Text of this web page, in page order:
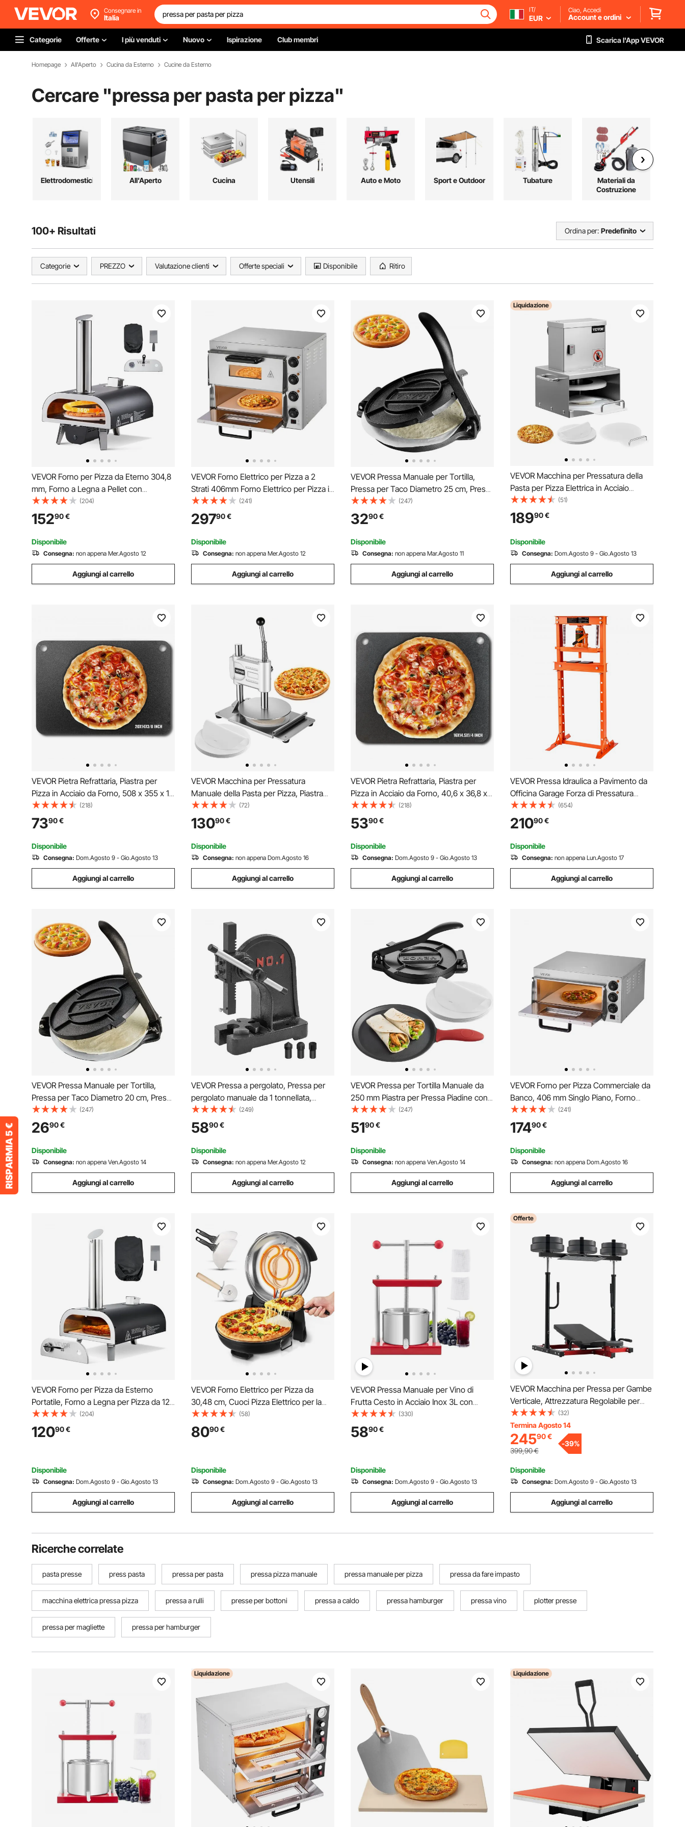
Consegnare in
Italia
IT/
EUR
Ciao, Accedi
Account e ordini
Categorie Offerte I più venduti Nuovo Ispirazione Club membri Scarica l'App VEVOR
Homepage All'Aperto Cucina da Esterno Cucine da Esterno
Cercare "pressa per pasta per pizza"
Elettrodomestici All'Aperto Cucina Utensili Auto e Moto Sport e Outdoor Tubature
Materiali da
Costruzione
100+ Risultati Ordina per: Predefinito
Categorie PREZZO Valutazione clienti Offerte speciali Disponibile Ritiro
VEVOR Forno per Pizza da Eterno 304,8
mm, Forno a Legna a Pellet con
Termometro e Rotazione Elettrica,
Macchina per Pizza Portatile per
Campeggio, Pietra, Borsa per il
Trasporto, Pala
(204)
15290€
Disponibile
Consegna: non appena Mer.Agosto 12
Aggiungi al carrello
VEVOR Forno Elettrico per Pizza a 2
Strati 406mm Forno Elettrico per Pizza in
Acciaio Inossidabile con Quattro
Manopole Pizzaiolo Multiuso, Forno per
Pizza per Interni Ristorante Cottura Casa
Cucina
(241)
29790€
Disponibile
Consegna: non appena Mer.Agosto 12
Aggiungi al carrello
VEVOR Pressa Manuale per Tortilla,
Pressa per Taco Diametro 25 cm, Pressa
per Tortilla Piadine in Ghisa, Pressa
Manuale per Tortilla con 100 Pezzi di
Carta da Forno, Macchina per Impasto di
Tortilla
(247)
3290€
Disponibile
Consegna: non appena Mar.Agosto 11
Aggiungi al carrello
Liquidazione
VEVOR Macchina per Pressatura della
Pasta per Pizza Elettrica in Acciaio
Inossidabile, Piastra per Pressatura della
Pasta per Pizza, con Spessore
Regolabile, con 100 Fogli di Carta da
Forno
(51)
18990€
Disponibile
Consegna: Dom.Agosto 9 - Gio.Agosto 13
Aggiungi al carrello
VEVOR Pietra Refrattaria, Piastra per
Pizza in Acciaio da Forno, 508 x 355 x 10
mm, Pietra per Pizza in Acciaio al
Carbonio, Teglia per Pizza Resistente
per Griglia Barbecue all'Aperto, Forno
Interno
(218)
7390€
Disponibile
Consegna: Dom.Agosto 9 - Gio.Agosto 13
Aggiungi al carrello
VEVOR Macchina per Pressatura
Manuale della Pasta per Pizza, Piastra
per Pressatura della Pasta per Pizza in
Acciaio Inossidabile, Macchina
Formatrice con Maniglia e 100 Fogli di
Carta da Forno
(72)
13090€
Disponibile
Consegna: non appena Dom.Agosto 16
Aggiungi al carrello
VEVOR Pietra Refrattaria, Piastra per
Pizza in Acciaio da Forno, 40,6 x 36,8 x
0,6 cm, Pietra per Pizza in Acciaio al
Carbonio, Teglia per Pizza Resistente
per Barbecue all'Aperto, Forno per
Interni
(218)
5390€
Disponibile
Consegna: Dom.Agosto 9 - Gio.Agosto 13
Aggiungi al carrello
VEVOR Pressa Idraulica a Pavimento da
Officina Garage Forza di Pressatura
Massima di 12 Tonnellate, Pressa
Idraulica da Officina Manuale Corpo in
Acciaio al Carbonio Altezza Regolabile
tra 40-705 mm
(654)
21090€
Disponibile
Consegna: non appena Lun.Agosto 17
Aggiungi al carrello
VEVOR Pressa Manuale per Tortilla,
Pressa per Taco Diametro 20 cm, Pressa
per Tortilla Piadine in Ghisa, Pressa
Manuale per Tortilla con 100 Pezzi di
Carta da Forno, Macchina per Impasto di
Tortilla
(247)
2690€
Disponibile
Consegna: non appena Ven.Agosto 14
Aggiungi al carrello
VEVOR Pressa a pergolato, Pressa per
pergolato manuale da 1 tonnellata,
Altezza massima 15 cm, Pressa per
pergolato manuale da tavolo per carichi
pesanti in ghisa, stampaggio, piegatura,
allungamento
(249)
5890€
Disponibile
Consegna: non appena Mer.Agosto 12
Aggiungi al carrello
VEVOR Pressa per Tortilla Manuale da
250 mm Piastra per Pressa Piadine con
Manico e 100 Fogli di Carta da Forno,
Macchina per Pressa Pizza in Ghisa
Grigia, Durevole e Antiruggine, Facile da
Usare
(247)
5190€
Disponibile
Consegna: non appena Ven.Agosto 14
Aggiungi al carrello
VEVOR Forno per Pizza Commerciale da
Banco, 406 mm Singlo Piano, Forno
Elettrico per Pizza in Acciaio Inox con
Pietra e Maniglia, Macchina per Pizza
Interna per Ristorante, Forno per Pizza a
Casa
(241)
17490€
Disponibile
Consegna: non appena Dom.Agosto 16
Aggiungi al carrello
VEVOR Forno per Pizza da Esterno
Portatile, Forno a Legna per Pizza da 12
pollici, Stufa a Pellet di Legno con
Termometro per Campeggio all'Aperto,
Cortile, Giardino, Nero
(204)
12090€
Disponibile
Consegna: Dom.Agosto 9 - Gio.Agosto 13
Aggiungi al carrello
VEVOR Forno Elettrico per Pizza da
30,48 cm, Cuoci Pizza Elettrico per la
Casa 1200 W con Pietra in Cordierite,
Temperatura a 5 Modalità, Finestra di
Visualizzazione, Riscalda Fino a 420 °C,
(58)
8090€
Disponibile
Consegna: Dom.Agosto 9 - Gio.Agosto 13
Aggiungi al carrello
VEVOR Pressa Manuale per Vino di
Frutta Cesto in Acciaio Inox 3L con
Manico, Spremiagrumi Manuale per
Bevande Alcoliche Pressa per Sidro,
Mela, Uva, Tintura, Miele, Olio d'Oliva
(330)
5890€
Disponibile
Consegna: Dom.Agosto 9 - Gio.Agosto 13
Aggiungi al carrello
Offerte
VEVOR Macchina per Pressa per Gambe
Verticale, Attrezzatura Regolabile per
Allenamento con Pressa per Gambe in
Acciaio al Carbonio, per Palestra
Domestica Capacità di 249,5 kg Nero
Rosso
(32)
Termina Agosto 14
24590€
399,90€
-39%
Disponibile
Consegna: Dom.Agosto 9 - Gio.Agosto 13
Aggiungi al carrello
Ricerche correlate
pasta presse press pasta pressa per pasta pressa pizza manuale pressa manuale per pizza pressa da fare impasto
macchina elettrica pressa pizza pressa a rulli presse per bottoni pressa a caldo pressa hamburger pressa vino plotter presse
pressa per magliette pressa per hamburger
Liquidazione Liquidazione